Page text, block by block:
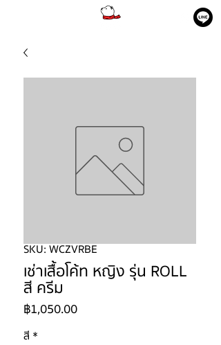
SKU: WCZVRBE
เช่าเสื้อโค้ท หญิง รุ่น ROLL
สี ครีม
฿1,050.00ราคา
สี *